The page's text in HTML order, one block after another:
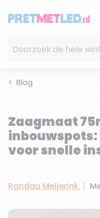
Blog
Zaagmaat
voor snelle
Randau Meijerink |